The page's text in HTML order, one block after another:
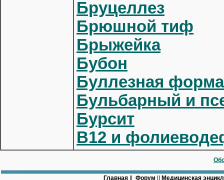
Бруцеллез
Брюшной тиф
Брыжейка
Бубон
Буллезная форма
Бульбарный и
Бурсит
В12 и
Главная Форум Медицинская